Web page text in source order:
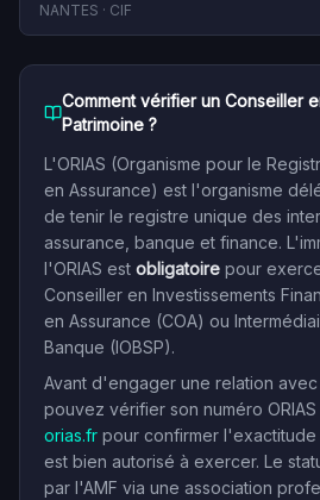
NANTES · CIF
Comment vérifier un Conseiller
Patrimoine ?
L'ORIAS (Organisme pour le
en Assurance) est l'organisme
de tenir le registre unique des
assurance, banque et finance.
l'ORIAS est obligatoire pour
Conseiller en Investissements
en Assurance (COA) ou
Banque (IOBSP).
Avant d'engager une relation avec
pouvez vérifier son numéro
orias.fr pour confirmer
est bien autorisé à exercer. Le
par l'AMF via une association